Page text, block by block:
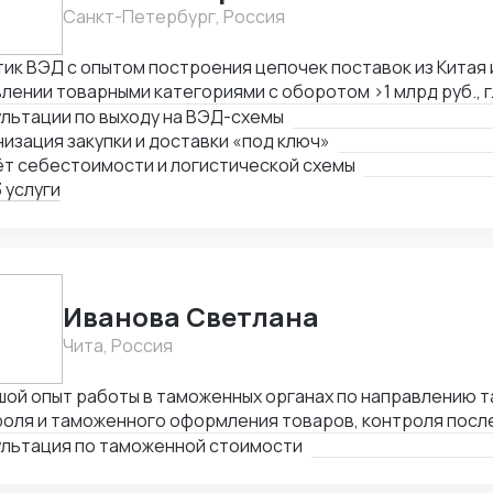
Санкт-Петербург, Россия
ВЭД с опытом построения цепочек поставок из Китая
товарными категориями с оборотом >1 млрд руб.,
коммерческой стороны закупок. Ключевые
полного цикла ВЭД «под ключ»: от поиска
клиента — Работа с китайскими поставщиками:
оплата — Таможенное оформление, подбор
цепочки — Самостоятельное ведение
полная автономность
по выходу на ВЭД-схемы
закупки и доставки «под ключ»
себестоимости и логистической схемы
Иванова Светлана
Чита, Россия
опыт работы в таможенных органах по направлению
и таможенного оформления товаров, контроля
стоимости. Подготовка документов для
по таможенной стоимости